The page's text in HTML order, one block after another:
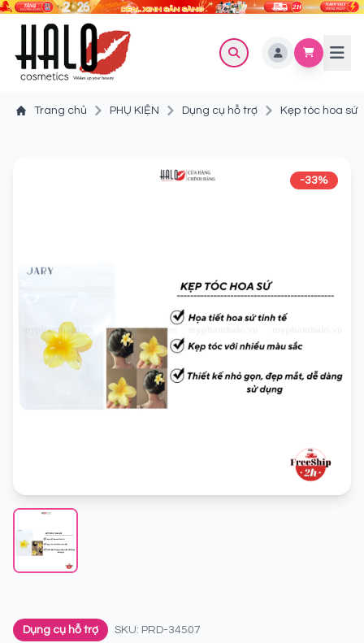
Trang chủ PHỤ KIỆN Dụng cụ hỗ trợ Kẹp tóc hoa sứ
-33%
Dụng cụ hỗ trợ SKU: PRD-34507